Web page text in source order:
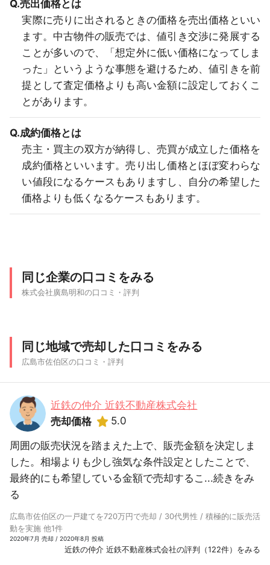
Q.売出価格とは
実際に売りに出されるときの価格を売出価格といい
ます。中古物件の販売では、値引き交渉に発展する
ことが多いので、「想定外に低い価格になってしま
った」というような事態を避けるため、値引きを前
提として査定価格よりも高い金額に設定しておくこ
とがあります。
Q.成約価格とは
売主・買主の双方が納得し、売買が成立した価格を
成約価格といいます。売り出し価格とほぼ変わらな
い値段になるケースもありますし、自分の希望した
価格よりも低くなるケースもあります。
同じ企業の口コミをみる
株式会社廣島明和の口コミ・評判
同じ地域で売却した口コミをみる
広島市佐伯区の口コミ・評判
近鉄の仲介 近鉄不動産株式会社
売却価格
5.0
周囲の販売状況を踏まえた上で、販売金額を決定しま
した。相場よりも少し強気な条件設定としたことで、
最終的にも希望している金額で売却するこ...続きをみ
る
広島市佐伯区の一戸建てを720万円で売却 / 30代男性 / 積極的に販売活
動を実施 他1件
2020年7月 売却 / 2020年8月 投稿
近鉄の仲介 近鉄不動産株式会社の評判（122件）をみる